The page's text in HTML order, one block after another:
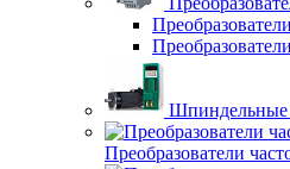
Шпиндельные
Преобразователи